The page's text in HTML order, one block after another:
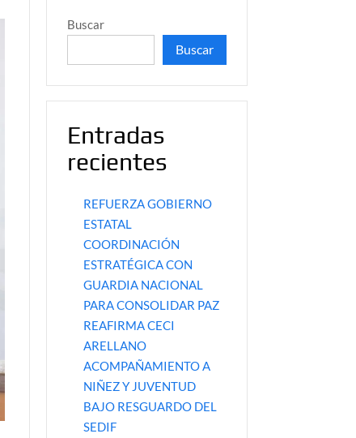
Buscar
Buscar
Entradas
recientes
REFUERZA GOBIERNO
ESTATAL
COORDINACIÓN
ESTRATÉGICA CON
GUARDIA NACIONAL
PARA CONSOLIDAR PAZ
REAFIRMA CECI
ARELLANO
ACOMPAÑAMIENTO A
NIÑEZ Y JUVENTUD
BAJO RESGUARDO DEL
SEDIF